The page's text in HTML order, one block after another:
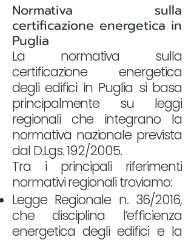
Normativa sulla
certificazione energetica in
Puglia
La normativa sulla
certificazione energetica
degli edifici in Puglia si basa
principalmente su leggi
regionali che integrano la
normativa nazionale prevista
dal D.Lgs. 192/2005.
Tra i principali riferimenti
normativi regionali troviamo:
Legge Regionale n. 36/2016,
che disciplina l’efficienza
energetica degli edifici e la